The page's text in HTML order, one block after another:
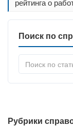
рейтинга о
Поиск по
Рубрики